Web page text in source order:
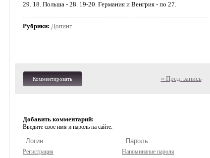
29. 18. Польша - 28. 19-20. Германия и Венгрия - по 27.
Рубрики: Допинг
Комментировать « Пред. запись—
Добавить комментарий:
Введите свое имя и пароль на сайте:
Регистрация Напоминание пароля